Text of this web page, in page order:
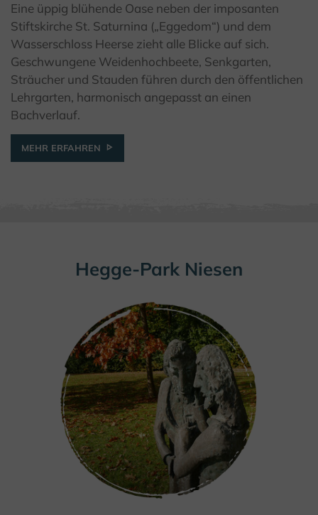
© Kulturland Kreis Höxter / F. Grawe
Eine üppig blühende Oase neben der imposanten
Stiftskirche St. Saturnina („Eggedom“) und dem
Wasserschloss Heerse zieht alle Blicke auf sich.
Geschwungene Weidenhochbeete, Senkgarten,
Sträucher und Stauden führen durch den öffentlichen
Lehrgarten, harmonisch angepasst an einen
Bachverlauf.
MEHR ERFAHREN
Hegge-Park Niesen